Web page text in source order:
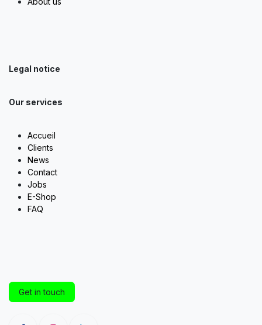
Legal notice
Our services
Accueil
Clients
News
Contact
Jobs
E-Shop
FAQ
Get in touch